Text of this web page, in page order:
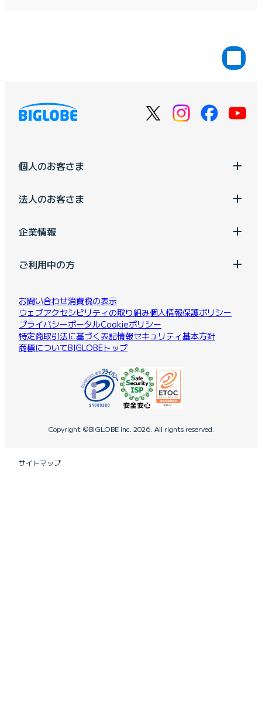
個人のお客さま
法人のお客さま
企業情報
ご利用中の方
お問い合わせ消費税の表示
ウェブアクセシビリティの取り組み個人情報保護ポリシー
プライバシーポータルCookieポリシー
特定商取引法に基づく表記情報セキュリティ基本方針
商標についてBIGLOBEトップ
Copyright ©BIGLOBE Inc. 2026. All rights reserved.
サイトマップ